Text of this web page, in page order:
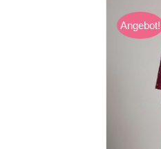
Angebot!